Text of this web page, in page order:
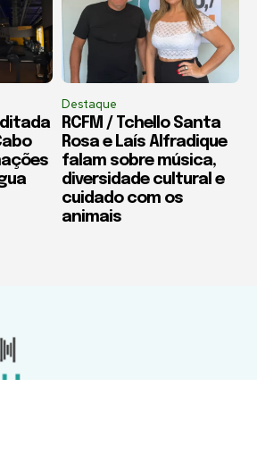
Destaque
RCFM / Tchello Santa
Rosa e Laís Alfradique
falam sobre música,
diversidade cultural e
cuidado com os
animais